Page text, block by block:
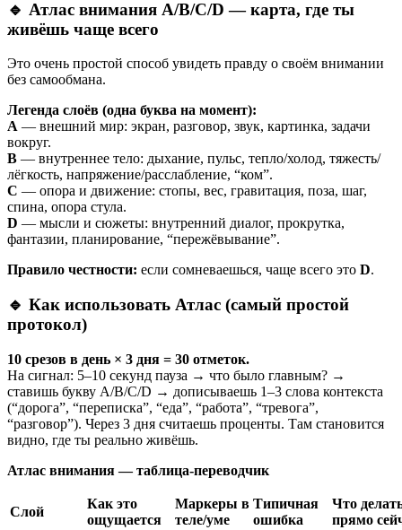
🔹 Атлас внимания A/B/C/D — карта, где ты
живёшь чаще всего
Это очень простой способ увидеть правду о своём внимании
без самообмана.
Легенда слоёв (одна буква на момент):
A — внешний мир: экран, разговор, звук, картинка, задачи
вокруг.
B — внутреннее тело: дыхание, пульс, тепло/холод, тяжесть/
лёгкость, напряжение/расслабление, “ком”.
C — опора и движение: стопы, вес, гравитация, поза, шаг,
спина, опора стула.
D — мысли и сюжеты: внутренний диалог, прокрутка,
фантазии, планирование, “пережёвывание”.
Правило честности: если сомневаешься, чаще всего это D.
🔹 Как использовать Атлас (самый простой
протокол)
10 срезов в день × 3 дня = 30 отметок.
На сигнал: 5–10 секунд пауза → что было главным? →
ставишь букву A/B/C/D → дописываешь 1–3 слова контекста
(“дорога”, “переписка”, “еда”, “работа”, “тревога”,
“разговор”). Через 3 дня считаешь проценты. Там становится
видно, где ты реально живёшь.
Атлас внимания — таблица-переводчик
Слой
Как это
ощущается
Маркеры в
теле/уме
Типичная
ошибка
Что
прямо